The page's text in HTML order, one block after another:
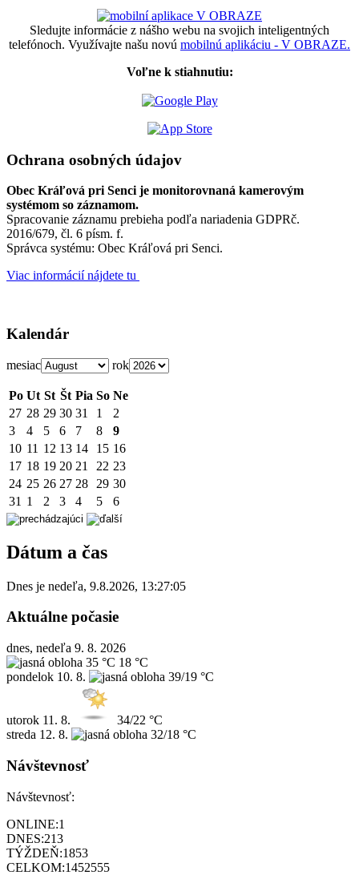
Sledujte informácie z nášho webu na svojich inteligentných
telefónoch. Využívajte našu novú mobilnú aplikáciu - V OBRAZE.
Voľne k stiahnutiu:
Ochrana osobných údajov
Obec Kráľová pri Senci je monitorovnaná kamerovým
systémom so záznamom.
Spracovanie záznamu prebieha podľa nariadenia GDPRč.
2016/679, čl. 6 písm. f.
Správca systému: Obec Kráľová pri Senci.
Viac informácií nájdete tu
Kalendár
mesiac rok
Po Ut St Št Pia So Ne
27 28 29 30 31 1
2
3
4 5 6 7 8
9
10 11 12 13 14 15 16
17 18 19 20 21 22 23
24 25 26 27 28 29 30
31 1 2 3 4 5 6
Dátum a čas
Dnes je nedeľa, 9.8.2026, 13:27:06
Aktuálne počasie
dnes, nedeľa 9. 8. 2026
35 °C 18 °C
pondelok 10. 8. 39/19 °C
utorok 11. 8.
34/22 °C
streda 12. 8. 32/18 °C
Návštevnosť
Návštevnosť:
ONLINE:1
DNES:213
TÝŽDEŇ:1853
CELKOM:1452555